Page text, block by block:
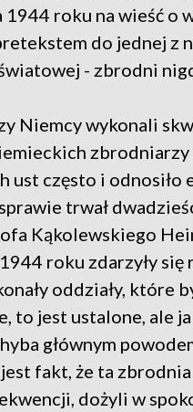
roku na wieść o
do jednej z
- zbrodni
Niemcy wykonali
ust często i odnosiło
trwał
Kąkolewskiego
roku zdarzyły
oddziały, które
to jest ustalone, ale
głównym
fakt, że ta
dożyli w